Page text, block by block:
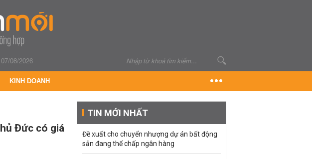
08/2026
KINH DOANH
Đức có giá
TIN MỚI NHẤT
Đề xuất cho chuyển nhượng dự án bất động
sản đang thế chấp ngân hàng